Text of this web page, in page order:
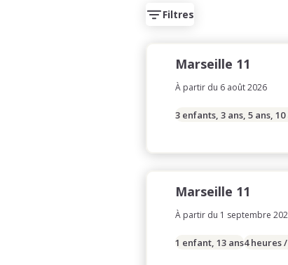
Filtres
Marseille 11
À partir du 6 août 2026
3 enfants, 3 ans, 5 ans, 10
Marseille 11
À partir du 1 septembre
1 enfant, 13 ans4 heures